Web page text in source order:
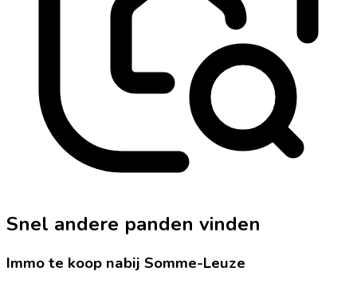
Snel andere panden vinden
Immo te koop nabij Somme-Leuze